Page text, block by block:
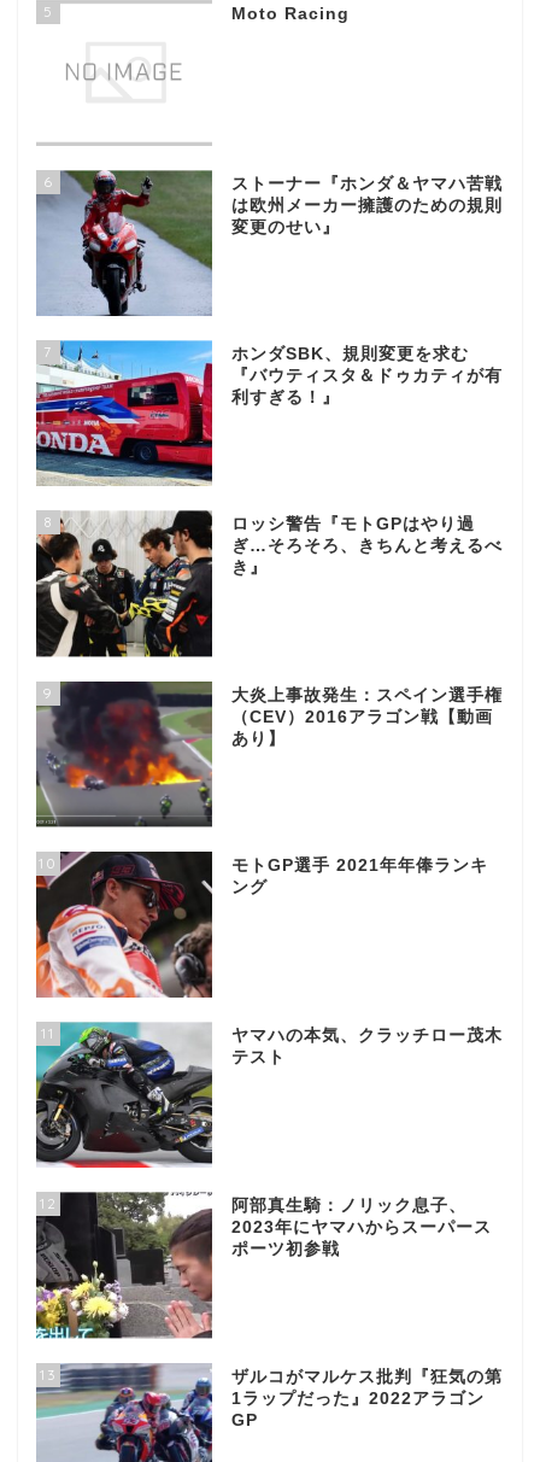
5 Moto Racing
6
ストーナー『ホンダ＆ヤマハ苦戦
は欧州メーカー擁護のための規則
変更のせい』
7
ホンダSBK、規則変更を求む
『バウティスタ＆ドゥカティが有
利すぎる！』
8
ロッシ警告『モトGPはやり過
ぎ…そろそろ、きちんと考えるべ
き』
9
大炎上事故発生：スペイン選手権
（CEV）2016アラゴン戦【動画
あり】
10
モトGP選手 2021年年俸ランキ
ング
11
ヤマハの本気、クラッチロー茂木
テスト
12
阿部真生騎：ノリック息子、
2023年にヤマハからスーパース
ポーツ初参戦
13
ザルコがマルケス批判『狂気の第
1ラップだった』2022アラゴン
GP